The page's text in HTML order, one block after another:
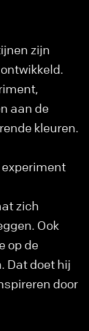
zijn
aan de
kleuren.
zich
Ook
op de
Dat doet hij
door